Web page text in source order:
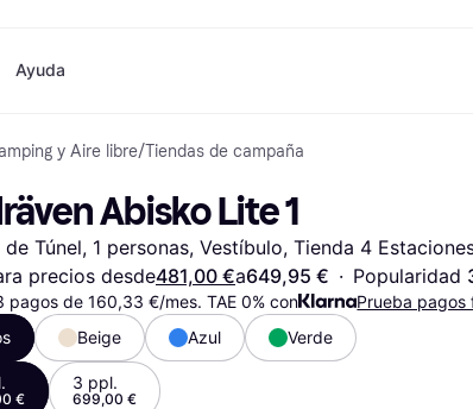
Compras y recompensas
Directorio de tiendas
Suscripciones
Invita a un amigo
Banca
Saldo
Cuentas de ahorro
Cuenta Flex
Depósito a plazo fijo
Compra y compara precios
Belleza
Ropa
Juguetes
Hogares e Interiores
Audio y Video
Deportes y Aire libre
Informática
Hazlo tú mismo
Fotografías
Teléfonos & Wearables
Niños y Familia
Transportes Motorizados
Jardín y Patio
Electrodomésticos de
Cocina
Electrodomésticos
Libros, Películas y Música
Ayuda
y Aire libre/Tiendas de campaña
Abisko Lite 1
de Túnel, 1 personas, Vestíbulo, Tienda 4
precios desde481,00 €a649,95 € · Popularidad
pagos de 160,33 €/mes. TAE 0% con
Prueba pagos
Beige Azul Verde
€
3 ppl.
699,00 €